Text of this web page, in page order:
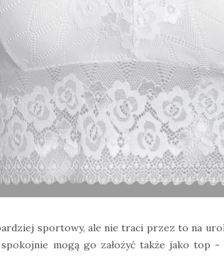
sportowy, ale nie traci przez to na
mogą go założyć także jako top -